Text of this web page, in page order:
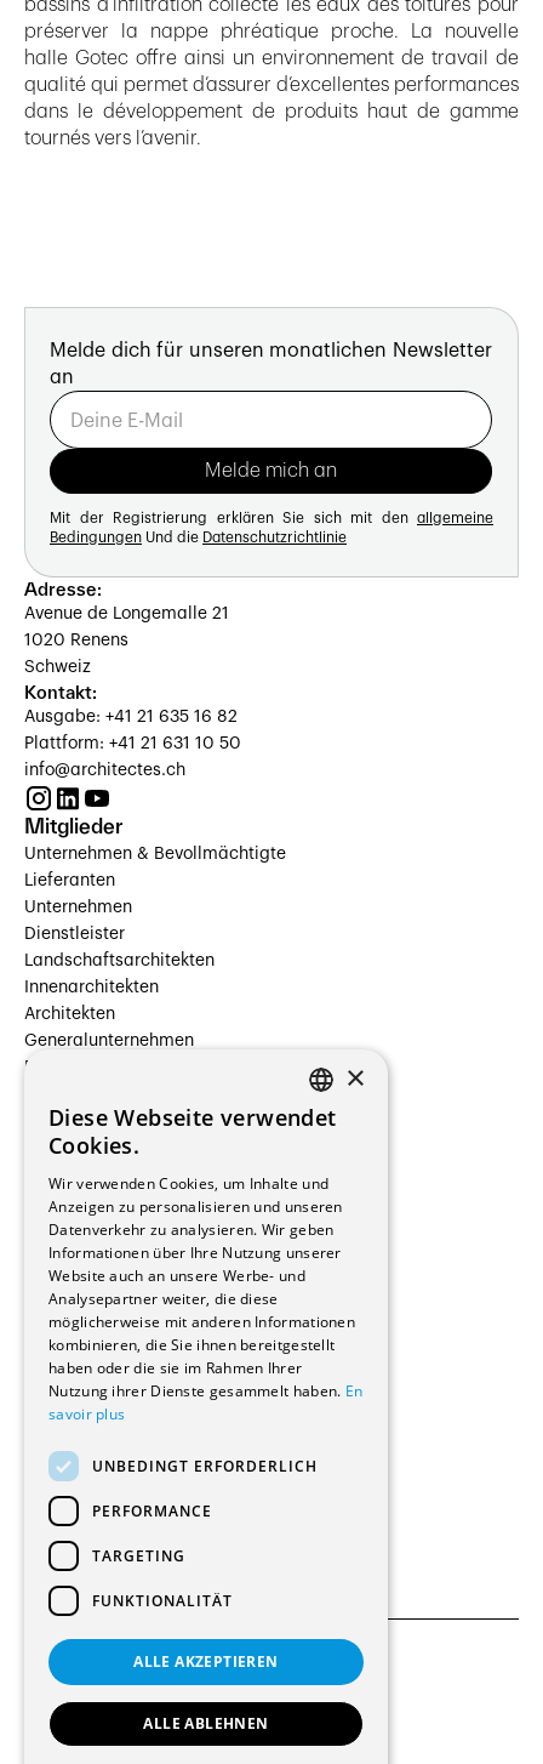
bassins d’infiltration collecte les eaux des toitures pour
préserver la nappe phréatique proche. La nouvelle
halle Gotec offre ainsi un environnement de travail de
qualité qui permet d’assurer d’excellentes performances
dans le développement de produits haut de gamme
tournés vers l’avenir.
Melde dich für unseren monatlichen Newsletter
an
Mit der Registrierung erklären Sie sich mit den allgemeine
Bedingungen Und die Datenschutzrichtlinie
Adresse:
Avenue de Longemalle 21
1020 Renens
Schweiz
Kontakt:
Ausgabe: +41 21 635 16 82
Plattform: +41 21 631 10 50
info@architectes.ch
Mitglieder
Unternehmen & Bevollmächtigte
Lieferanten
Unternehmen
Dienstleister
Landschaftsarchitekten
Innenarchitekten
Architekten
Generalunternehmen
Beauftragte Unternehmen
Hersteller/Lieferanten
Bauherrschaften
Immobilienverwaltungsgesellschaften
Stockwerkeigentum
Reportagen
Wohnungen
Renovierungen
Innere Umbauten
Gastgewerbe und Tourismus
Verwaltungsgebäude und Geschäfte
Schuleinrichtungen
Medizinische Einrichtungen
Kultur - Sport - Freizeit
Industrie - Handwerk
Transport und Parkplätze
Diverse Bauten
© 2026 Alle Rechte vorbehalten
Allgemeine Bedingungen
FRENCH
×
Diese Webseite verwendet
Cookies.
Wir verwenden Cookies, um Inhalte und
Anzeigen zu personalisieren und unseren
Datenverkehr zu analysieren. Wir geben
Informationen über Ihre Nutzung unserer
Website auch an unsere Werbe- und
Analysepartner weiter, die diese
möglicherweise mit anderen Informationen
kombinieren, die Sie ihnen bereitgestellt
haben oder die sie im Rahmen Ihrer
Nutzung ihrer Dienste gesammelt haben. En
savoir plus
UNBEDINGT ERFORDERLICH
PERFORMANCE
TARGETING
FUNKTIONALITÄT
ALLE AKZEPTIEREN
ALLE ABLEHNEN